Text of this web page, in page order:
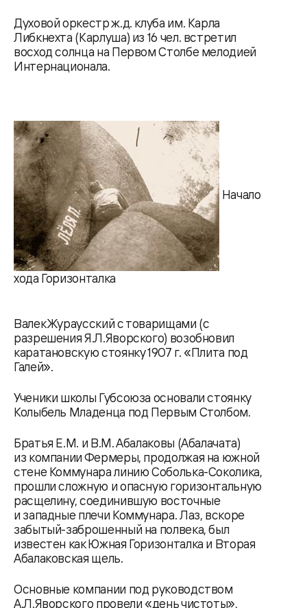
Духовой оркестр ж.д. клуба им. Карла
Либкнехта (Карлуша) из 16 чел. встретил
восход солнца на Первом Столбе мелодией
Интернационала.
Начало
хода Горизонталка
Валек Жураусский с товарищами (с
разрешения Я.Л.Яворского) возобновил
каратановскую стоянку 1907 г. «Плита под
Галей».
Ученики школы Губсоюза основали стоянку
Колыбель Младенца под Первым Столбом.
Братья Е.М. и В.М. Абалаковы (Абалачата)
из компании Фермеры, продолжая на южной
стене Коммунара линию Соболька-Соколика,
прошли сложную и опасную горизонтальную
расщелину, соединившую восточные
и западные плечи Коммунара. Лаз, вскоре
забытый-заброшенный на полвека, был
известен как Южная Горизонталка и Вторая
Абалаковская щель.
Основные компании под руководством
А.Л.Яворского провели «день чистоты»,